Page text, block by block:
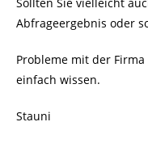
Abfrageergebnis oder
Probleme mit der Firma
einfach wissen.
Stauni